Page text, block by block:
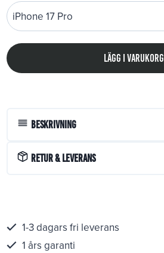
Lägg i varukorg
Beskrivning
Retur & Leverans
1-3 dagars fri leverans
1 års garanti